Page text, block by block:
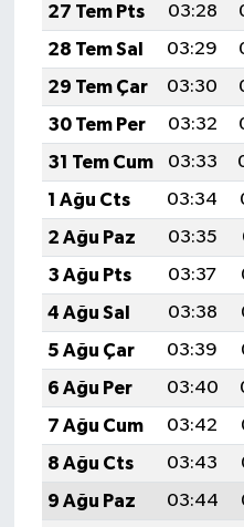
27 Tem Pts
03:28
28 Tem Sal
03:29
29 Tem Çar
03:30
30 Tem Per
03:32
31 Tem Cum
03:33
1 Ağu Cts
03:34
2 Ağu Paz
03:35
3 Ağu Pts
03:37
4 Ağu Sal
03:38
5 Ağu Çar
03:39
6 Ağu Per
03:40
7 Ağu Cum
03:42
8 Ağu Cts
03:43
9 Ağu Paz
03:44